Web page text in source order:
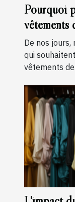
Pourquoi
vêtements
De nos
qui
vêtements